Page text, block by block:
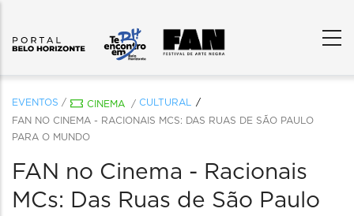
EVENTOS / CINEMA / CULTURAL
FAN NO CINEMA - RACIONAIS MCS: DAS RUAS DE SÃO PAULO
PARA O MUNDO
FAN no Cinema - Racionais
MCs: Das Ruas de São Paulo